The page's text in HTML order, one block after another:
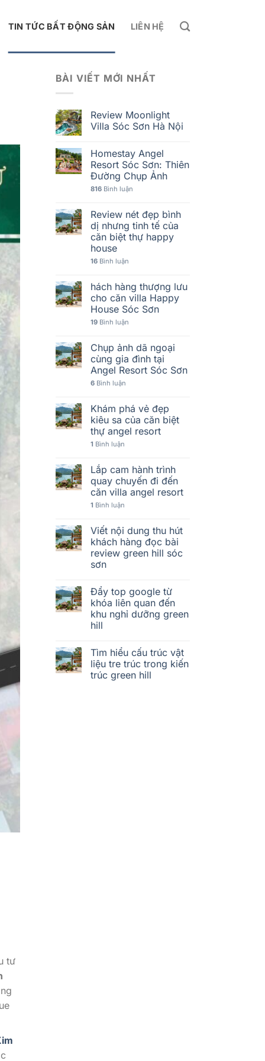
TIN TỨC BẤT ĐỘNG SẢN LIÊN HỆ
tư
BÀI VIẾT MỚI NHẤT
Review Moonlight
Villa Sóc Sơn Hà Nội
Homestay Angel
Resort Sóc Sơn: Thiên
Đường Chụp Ảnh
816Bình luận
Review nét đẹp bình
dị nhưng tinh tế của
căn biệt thự happy
house
16Bình luận
hách hàng thượng lưu
cho căn villa Happy
House Sóc Sơn
19Bình luận
Chụp ảnh dã ngoại
cùng gia đình tại
Angel Resort Sóc Sơn
6Bình luận
Khám phá vẻ đẹp
kiêu sa của căn biệt
thự angel resort
1 Bình luận
Lắp cam hành trình
quay chuyến đi đến
căn villa angel resort
1 Bình luận
Viết nội dung thu hút
khách hàng đọc bài
review green hill sóc
sơn
Đẩy top google từ
khóa liên quan đến
khu nghỉ dưỡng green
hill
Tìm hiểu cấu trúc vật
liệu tre trúc trong kiến
trúc green hill